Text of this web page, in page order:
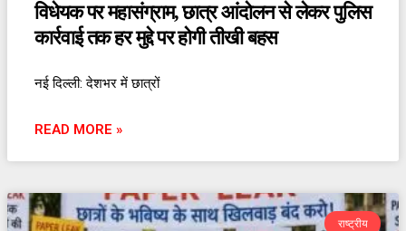
विधेयक पर महासंग्राम, छात्र आंदोलन से लेकर पुलिस
कार्रवाई तक हर मुद्दे पर होगी तीखी बहस
नई दिल्ली: देशभर में छात्रों
READ MORE »
राष्ट्रीय